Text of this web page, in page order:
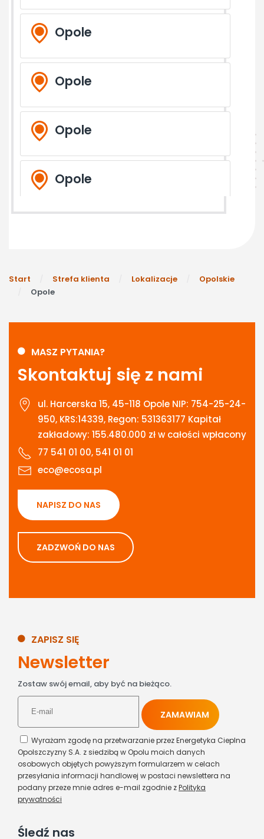
Opole
Opole
Opole
Opole
Górażdże
Kamień Śląski
Niemodlin
Lewin Brzeski
Gogolin
Krapkowice
Łącznik
Strzelce Opolskie
Start Strefa klienta Lokalizacje
Opolskie
Opole
MASZ PYTANIA?
Skontaktuj się z nami
ul. Harcerska 15, 45-118 Opole NIP: 754-25-24-
950, KRS:14339, Regon: 531363177 Kapitał
zakładowy: 155.480.000 zł w całości wpłacony
77 541 01 00, 541 01 01
eco@ecosa.pl
NAPISZ DO NAS
ZADZWOŃ DO NAS
ZAPISZ SIĘ
Newsletter
Zostaw swój email, aby być na bieżąco.
Wyrażam zgodę na przetwarzanie przez Energetyka Cieplna
Opolszczyzny S.A. z siedzibą w Opolu moich danych
osobowych objętych powyższym formularzem w celach
przesyłania informacji handlowej w postaci newslettera na
podany przeze mnie adres e-mail zgodnie zPolityka
prywatności
Śledź nas